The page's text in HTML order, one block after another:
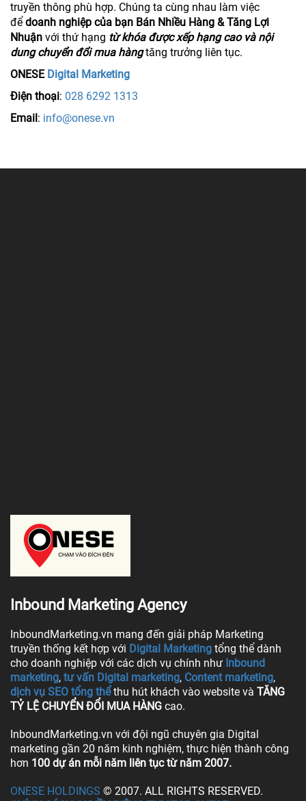
truyền thông phù hợp. Chúng ta cùng nhau làm việc
để doanh nghiệp của bạn Bán Nhiều Hàng & Tăng Lợi
Nhuận với thứ hạng từ khóa được xếp hạng cao và nội
dung chuyển đổi mua hàngtăng trưởng liên tục.
ONESE Digital Marketing
Điện thoại: 028 6292 1313
Email : info@onese.vn
Inbound Marketing Agency
InboundMarketing.vn mang đến giải pháp Marketing
truyền thống kết hợp với Digital Marketing tổng thể dành
cho doanh nghiệp với các dịch vụ chính như Inbound
marketing, tư vấn Digital marketing, Content marketing,
dịch vụ SEO tổng thể thu hút khách vào website và TĂNG
TỶ LỆ CHUYỂN ĐỔI MUA HÀNG cao.
InboundMarketing.vn với đội ngũ chuyên gia Digital
marketing gần 20 năm kinh nghiệm, thực hiện thành công
hơn 100 dự án mỗi năm liên tục từ năm 2007.
ONESE HOLDINGS © 2007. ALL RIGHTS RESERVED.